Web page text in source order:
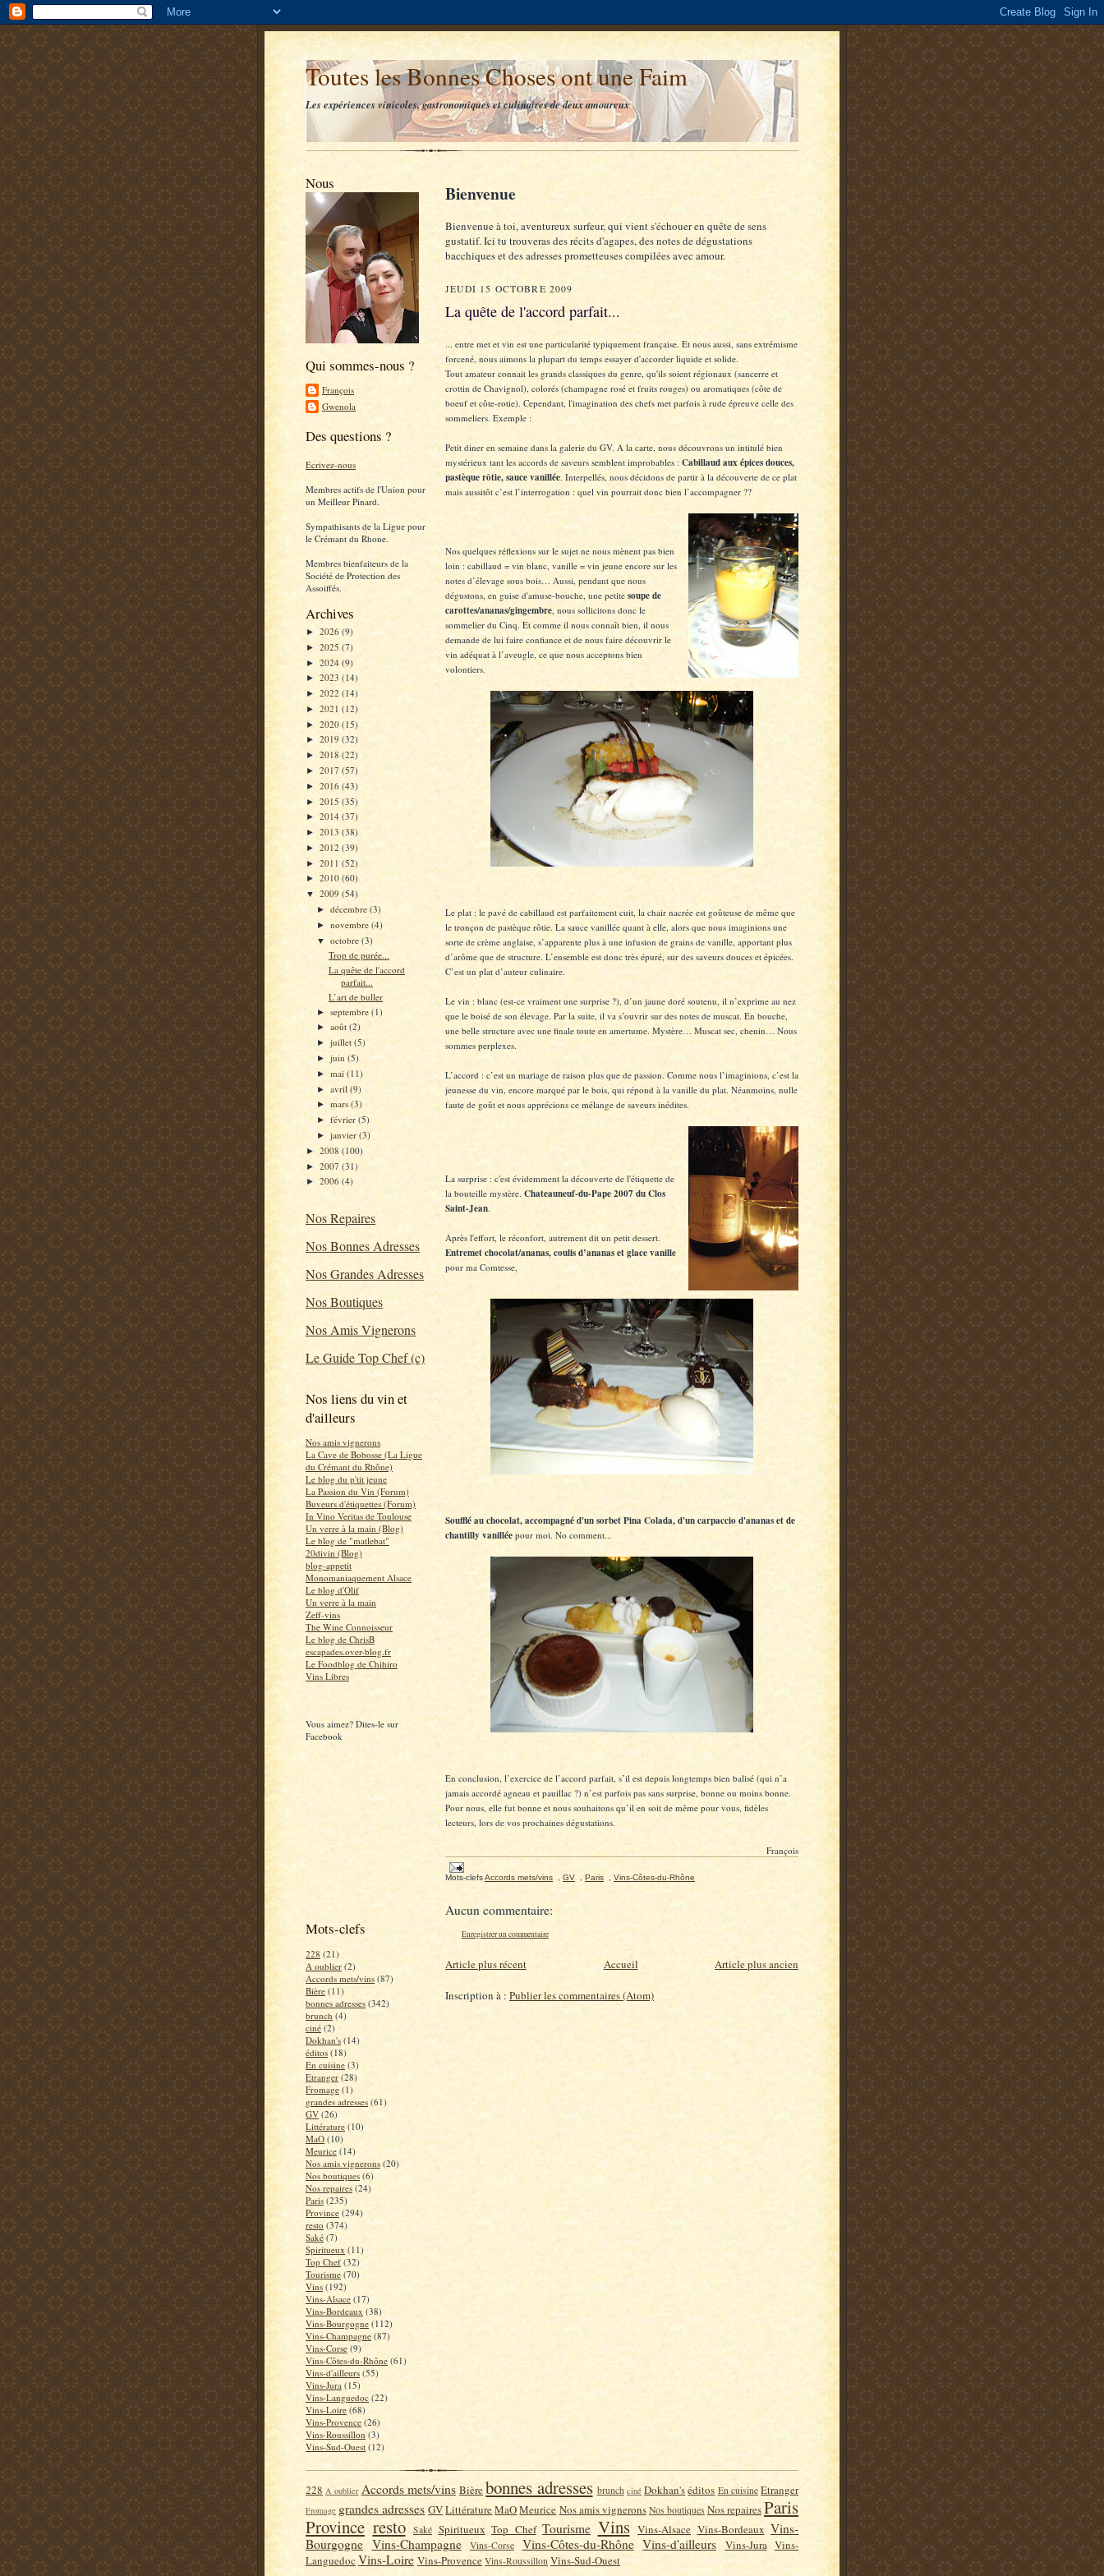
Toutes les Bonnes Choses ont une Faim
Les expériences vinicoles, gastronomiques et culinaires de deux amoureux
Nous
Qui sommes-nous ?
François
Gwenola
Des questions ?
Ecrivez-nous
Membres actifs de l'Union pour
un Meilleur Pinard.
Sympathisants de la Ligue pour
le Crémant du Rhone.
Membres bienfaiteurs de la
Société de Protection des
Assoiffés.
Archives
► 2026 (9)
► 2025 (7)
► 2024 (9)
► 2023 (14)
► 2022 (14)
► 2021 (12)
► 2020 (15)
► 2019 (32)
► 2018 (22)
► 2017 (57)
► 2016 (43)
► 2015 (35)
► 2014 (37)
► 2013 (38)
► 2012 (39)
► 2011 (52)
► 2010 (60)
▼ 2009 (54)
►décembre(3)
►novembre(4)
▼octobre(3)
Trop de purée...
La quête de l'accord
parfait...
L’art de buller
►septembre(1)
►août(2)
►juillet(5)
►juin(5)
►mai(11)
►avril(9)
►mars(3)
►février(5)
►janvier(3)
► 2008 (100)
► 2007 (31)
► 2006 (4)
Nos Repaires
Nos Bonnes Adresses
Nos Grandes Adresses
Nos Boutiques
Nos Amis Vignerons
Le Guide Top Chef (c)
Nos liens du vin et
d'ailleurs
Nos amis vignerons
La Cave de Bobosse (La Ligue
du Crémant du Rhône)
Le blog du p'tit jeune
La Passion du Vin (Forum)
Buveurs d'étiquettes (Forum)
In Vino Veritas de Toulouse
Un verre à la main (Blog)
Le blog de "matlebat"
20divin (Blog)
blog-appetit
Monomaniaquement Alsace
Le blog d'Olif
Un verre à la main
Zeff-vins
The Wine Connoisseur
Le blog de ChrisB
escapades.over-blog.fr
Le Foodblog de Chihiro
Vins Libres
Vous aimez? Dites-le sur
Facebook
Mots-clefs
228 (21)
A oublier (2)
Accords mets/vins (87)
Bière (11)
bonnes adresses (342)
brunch (4)
ciné (2)
Dokhan's (14)
éditos (18)
En cuisine (3)
Etranger (28)
Fromage (1)
grandes adresses (61)
GV (26)
Littérature (10)
MaO (10)
Meurice (14)
Nos amis vignerons (20)
Nos boutiques (6)
Nos repaires (24)
Paris (235)
Province (294)
resto (374)
Saké (7)
Spiritueux (11)
Top Chef (32)
Tourisme (70)
Vins (192)
Vins-Alsace (17)
Vins-Bordeaux (38)
Vins-Bourgogne (112)
Vins-Champagne (87)
Vins-Corse (9)
Vins-Côtes-du-Rhône (61)
Vins-d'ailleurs (55)
Vins-Jura (15)
Vins-Languedoc (22)
Vins-Loire (68)
Vins-Provence (26)
Vins-Roussillon (3)
Vins-Sud-Ouest (12)
Bienvenue
Bienvenue à toi, aventureux surfeur, qui vient s'échouer en quête de sens
gustatif. Ici tu trouveras des récits d'agapes, des notes de dégustations
bacchiques et des adresses prometteuses compilées avec amour.
JEUDI 15 OCTOBRE 2009
La quête de l'accord parfait...
... entre met et vin est une particularité typiquement française. Et nous aussi, sans extrémisme
forcené, nous aimons la plupart du temps essayer d'accorder liquide et solide.
Tout amateur connait les grands classiques du genre, qu'ils soient régionaux (sancerre et
crottin de Chavignol), colorés (champagne rosé et fruits rouges) ou aromatiques (côte de
boeuf et côte-rotie). Cependant, l'imagination des chefs met parfois à rude épreuve celle des
sommeliers. Exemple :
Petit diner en semaine dans la galerie du GV. A la carte, nous découvrons un intitulé bien
mystérieux tant les accords de saveurs semblent improbables : Cabillaud aux épices douces,
pastèque rôtie, sauce vanillée. Interpellés, nous décidons de partir à la découverte de ce plat
mais aussitôt c’est l’interrogation : quel vin pourrait donc bien l’accompagner ??
Nos quelques réflexions sur le sujet ne nous mènent pas bien
loin : cabillaud = vin blanc, vanille = vin jeune encore sur les
notes d’élevage sous bois… Aussi, pendant que nous
dégustons, en guise d'amuse-bouche, une petite soupe de
carottes/ananas/gingembre, nous sollicitons donc le
sommelier du Cinq. Et comme il nous connaît bien, il nous
demande de lui faire confiance et de nous faire découvrir le
vin adéquat à l’aveugle, ce que nous acceptons bien
volontiers.
Le plat : le pavé de cabillaud est parfaitement cuit, la chair nacrée est goûteuse de même que
le tronçon de pastèque rôtie. La sauce vanillée quant à elle, alors que nous imaginions une
sorte de crème anglaise, s’apparente plus à une infusion de grains de vanille, apportant plus
d’arôme que de structure. L’ensemble est donc très épuré, sur des saveurs douces et épicées.
C’est un plat d’auteur culinaire.
Le vin : blanc (est-ce vraiment une surprise ?), d’un jaune doré soutenu, il n’exprime au nez
que le boisé de son élevage. Par la suite, il va s’ouvrir sur des notes de muscat. En bouche,
une belle structure avec une finale toute en amertume. Mystère… Muscat sec, chenin… Nous
sommes perplexes.
L’accord : c’est un mariage de raison plus que de passion. Comme nous l’imaginions, c’est la
jeunesse du vin, encore marqué par le bois, qui répond à la vanille du plat. Néanmoins, nulle
faute de goût et nous apprécions ce mélange de saveurs inédites.
La surprise : c'est évidemment la découverte de l'étiquette de
la bouteille mystère. Chateauneuf-du-Pape 2007 du Clos
Saint-Jean.
Après l'effort, le réconfort, autrement dit un petit dessert.
Entremet chocolat/ananas, coulis d’ananas et glace vanille
pour ma Comtesse,
Soufflé au chocolat, accompagné d'un sorbet Pina Colada, d'un carpaccio d'ananas et de
chantilly vanillée pour moi. No comment...
En conclusion, l’exercice de l’accord parfait, s’il est depuis longtemps bien balisé (qui n’a
jamais accordé agneau et pauillac ?) n’est parfois pas sans surprise, bonne ou moins bonne.
Pour nous, elle fut bonne et nous souhaitons qu’il en soit de même pour vous, fidèles
lecteurs, lors de vos prochaines dégustations.
François
Mots-clefsAccords mets/vins , GV , Paris , Vins-Côtes-du-Rhône
Aucun commentaire:
Enregistrer un commentaire
Article plus récent Article plus ancien
Accueil
Inscription à : Publier les commentaires (Atom)
228 A oublier Accords mets/vins Bièrebonnes adresses brunch ciné Dokhan'séditos En cuisine Etranger
Fromage grandes adresses GVLittératureMaOMeurice Nos amis vignerons Nos boutiques Nos repairesParis
Province resto Saké Spiritueux Top Chef Tourisme Vins Vins-Alsace Vins-Bordeaux Vins-
Bourgogne Vins-Champagne Vins-Corse Vins-Côtes-du-Rhône Vins-d'ailleurs Vins-Jura Vins-
LanguedocVins-Loire Vins-Provence Vins-Roussillon Vins-Sud-Ouest